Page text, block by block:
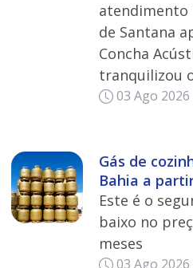
atendimento
de Santana
Concha
tranquilizou
03 Ago
Gás de
Bahia a
Este é o
baixo no
meses
03 Ago